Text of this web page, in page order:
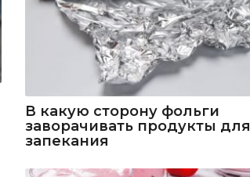
В какую сторону фольги
заворачивать продукты для
запекания